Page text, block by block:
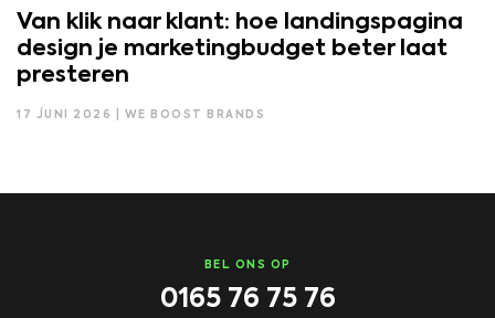
Van klik naar klant: hoe landingspagina
design je marketingbudget beter laat
presteren
17 JUNI 2026 | WE BOOST BRANDS
BEL ONS OP
0165 76 75 76